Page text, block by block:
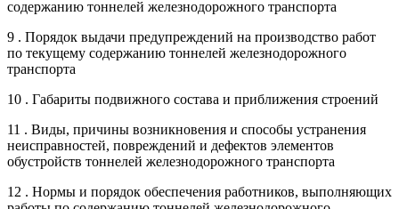
содержанию тоннелей железнодорожного транспорта
9 . Порядок выдачи предупреждений на производство работ
по текущему содержанию тоннелей железнодорожного
транспорта
10 . Габариты подвижного состава и приближения строений
11 . Виды, причины возникновения и способы устранения
неисправностей, повреждений и дефектов элементов
обустройств тоннелей железнодорожного транспорта
12 . Нормы и порядок обеспечения работников, выполняющих